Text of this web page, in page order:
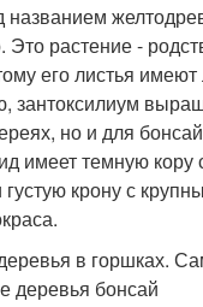
названием
Это растение -
его листья
зантоксилиум
но и для
имеет темную кору
крону с